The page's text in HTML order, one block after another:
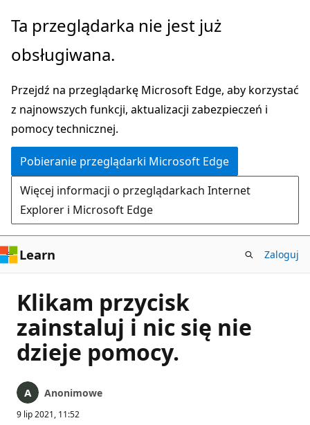
Przejdź
głównej
Ta przeglądarka nie jest już
obsługiwana.
Przejdź na przeglądarkę Microsoft Edge, aby korzystać
z najnowszych funkcji, aktualizacji zabezpieczeń i
pomocy technicznej.
Pobieranie przeglądarki Microsoft Edge
Więcej informacji o przeglądarkach Internet
Explorer i Microsoft Edge
Learn Zaloguj
Klikam przycisk
zainstaluj i nic się nie
dzieje pomocy.
Anonimowe
9 lip 2021, 11:52